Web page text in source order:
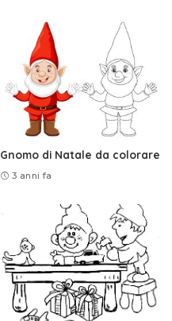
Gnomo di Natale da colorare
3 anni fa